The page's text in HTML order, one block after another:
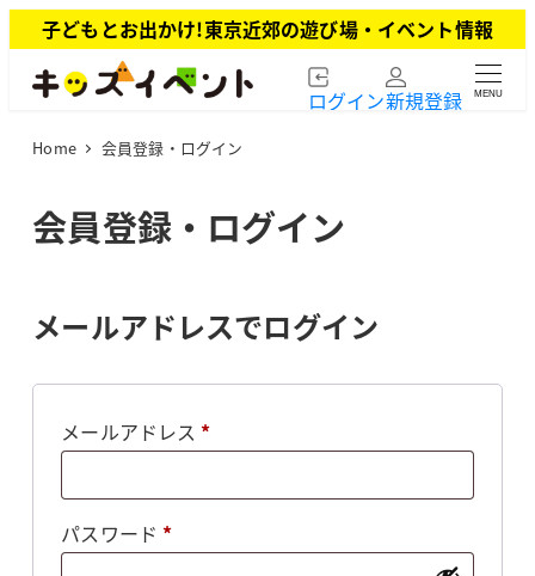
イ
子どもとお出かけ!東京近郊の遊び場・イベント情報
ログイン新規登録 MENU
Home 会員登録・ログイン
会員登録・ログイン
メールアドレスでログイン
メールアドレス *必
パスワード *必